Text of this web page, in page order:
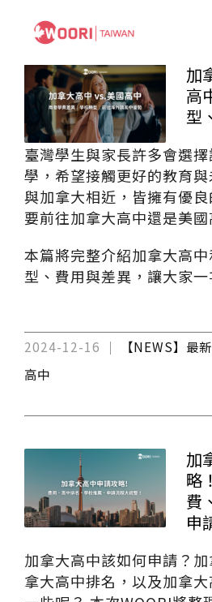
加
高
型
臺灣學生與家長許多會選
學，希望接觸更好的教育
與加拿大相近，皆擁有優
要前往加拿大高中還是美
本篇將完整介紹加拿大高
型、費用與差異，讓大家一
2024-12-16 【NEWS】最
高中
加
略
費
申
加拿大高中該如何申請？
拿大高中排名，以及加拿